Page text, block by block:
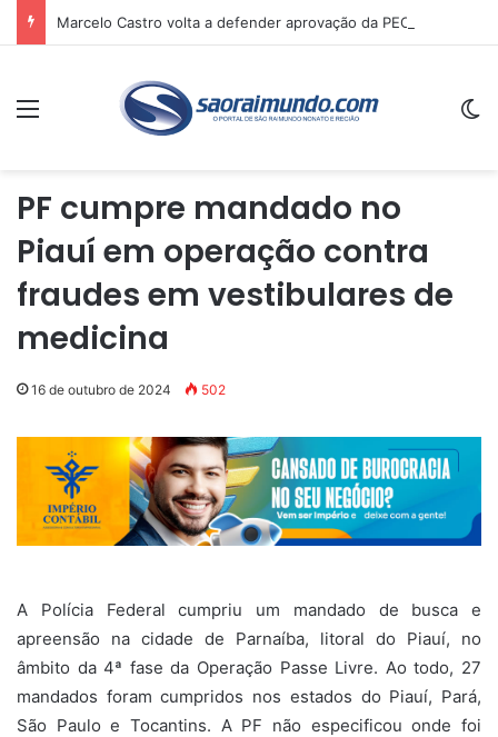
Menu
PF cumpre mandado no
Piauí em operação contra
fraudes em vestibulares de
medicina
16 de outubro de 2024 502
A Polícia Federal cumpriu um mandado de busca e
apreensão na cidade de Parnaíba, litoral do Piauí, no
âmbito da 4ª fase da Operação Passe Livre. Ao todo, 27
mandados foram cumpridos nos estados do Piauí, Pará,
São Paulo e Tocantins. A PF não especificou onde foi